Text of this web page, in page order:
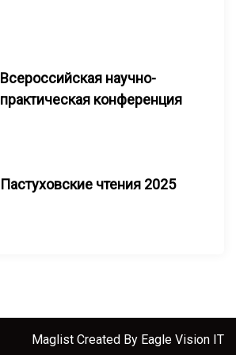
Всероссийская научно-
практическая конференция
Пастуховские чтения 2025
Maglist Created By Eagle Vision IT